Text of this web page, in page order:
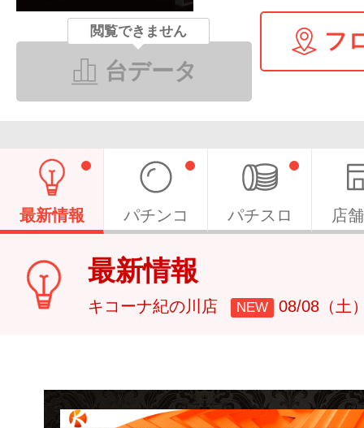
閲覧できません
台データ
フ
最新情報 パチンコ パチスロ 店
最新情報
キコーナ紀の川店 NEW 08/08（土